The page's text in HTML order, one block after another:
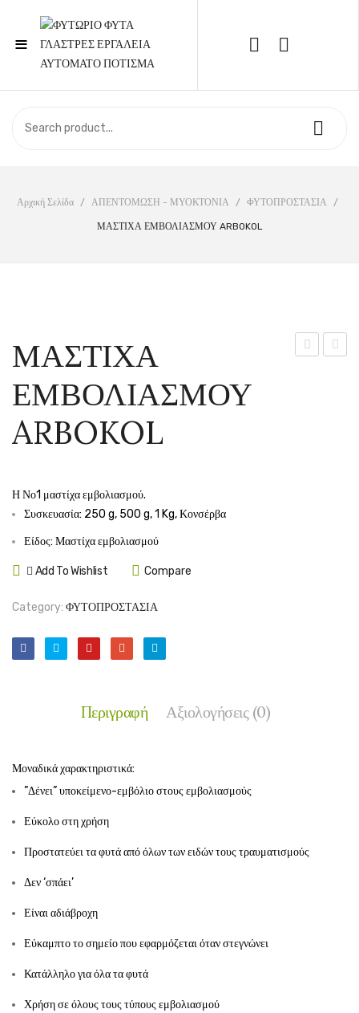
≡
Call Support: 210 6857844
ΣΧΕΤΙΚΆ ΜΕ ΕΜΆΣ
ΕΠΙΚΟΙΝΩΝΊΑ
Αρχική Σελίδα / ΑΠΕΝΤΟΜΩΣΗ - ΜΥΟΚΤΟΝΙΑ / ΦΥΤΟΠΡΟΣΤΑΣΙΑ /
ΜΑΣΤΙΧΑ ΕΜΒΟΛΙΑΣΜΟΥ ARBOKOL
ΜΑΣΤΙΧΑ
ΕΜΒΟΛΙΑΣΜΟΥ
ARBOKOL
Η Νο1 μαστίχα εμβολιασμού.
Συσκευασία: 250 g, 500 g, 1 Kg, Κονσέρβα
Είδος: Μαστίχα εμβολιασμού
Add To Wishlist Compare
Category: ΦΥΤΟΠΡΟΣΤΑΣΙΑ
Περιγραφή Αξιολογήσεις (0)
Μοναδικά χαρακτηριστικά:
”Δένει” υποκείμενο-εμβόλιο στους εμβολιασμούς
Εύκολο στη χρήση
Προστατεύει τα φυτά από όλων των ειδών τους τραυματισμούς
Δεν ‘σπάει’
Είναι αδιάβροχη
Εύκαμπτο το σημείο που εφαρμόζεται όταν στεγνώνει
Κατάλληλο για όλα τα φυτά
Χρήση σε όλους τους τύπους εμβολιασμού